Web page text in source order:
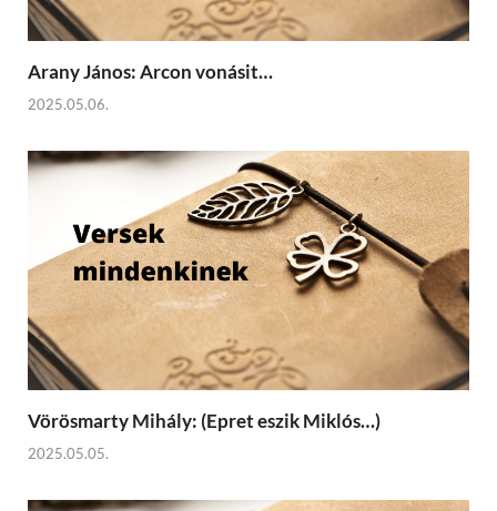
Arany János: Arcon vonásit…
2025.05.06.
Vörösmarty Mihály: (Epret eszik Miklós…)
2025.05.05.